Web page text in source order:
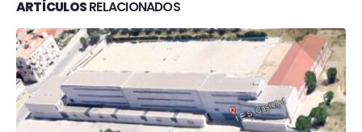
ARTÍCULOSRELACIONADOS